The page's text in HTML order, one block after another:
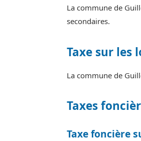
La commune de
secondaires.
Taxe sur les
La commune de
Taxes
Taxe foncière